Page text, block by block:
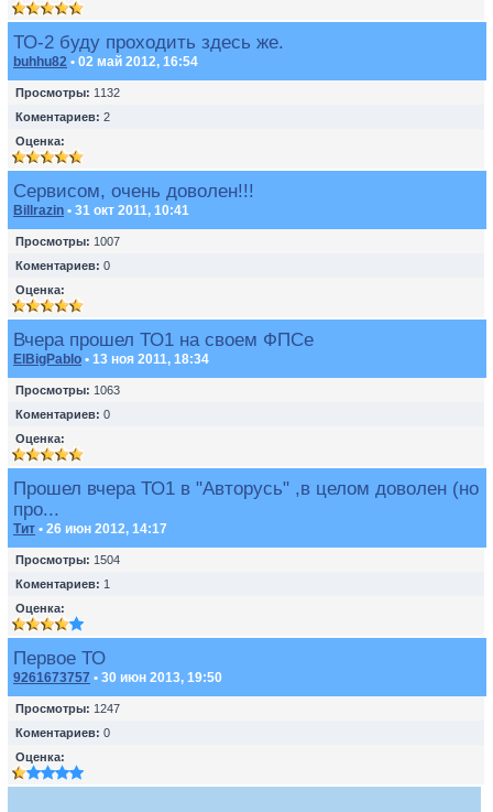
ТО-2 буду проходить здесь же.
buhhu82 • 02 май 2012, 16:54
Просмотры: 1132
Коментариев: 2
Оценка:
Сервисом, очень доволен!!!
Billrazin • 31 окт 2011, 10:41
Просмотры: 1007
Коментариев: 0
Оценка:
Вчера прошел ТО1 на своем ФПСе
ElBigPablo • 13 ноя 2011, 18:34
Просмотры: 1063
Коментариев: 0
Оценка:
Прошел вчера ТО1 в "Авторусь" ,в целом доволен (но
про...
Тит • 26 июн 2012, 14:17
Просмотры: 1504
Коментариев: 1
Оценка:
Первое ТО
9261673757 • 30 июн 2013, 19:50
Просмотры: 1247
Коментариев: 0
Оценка: